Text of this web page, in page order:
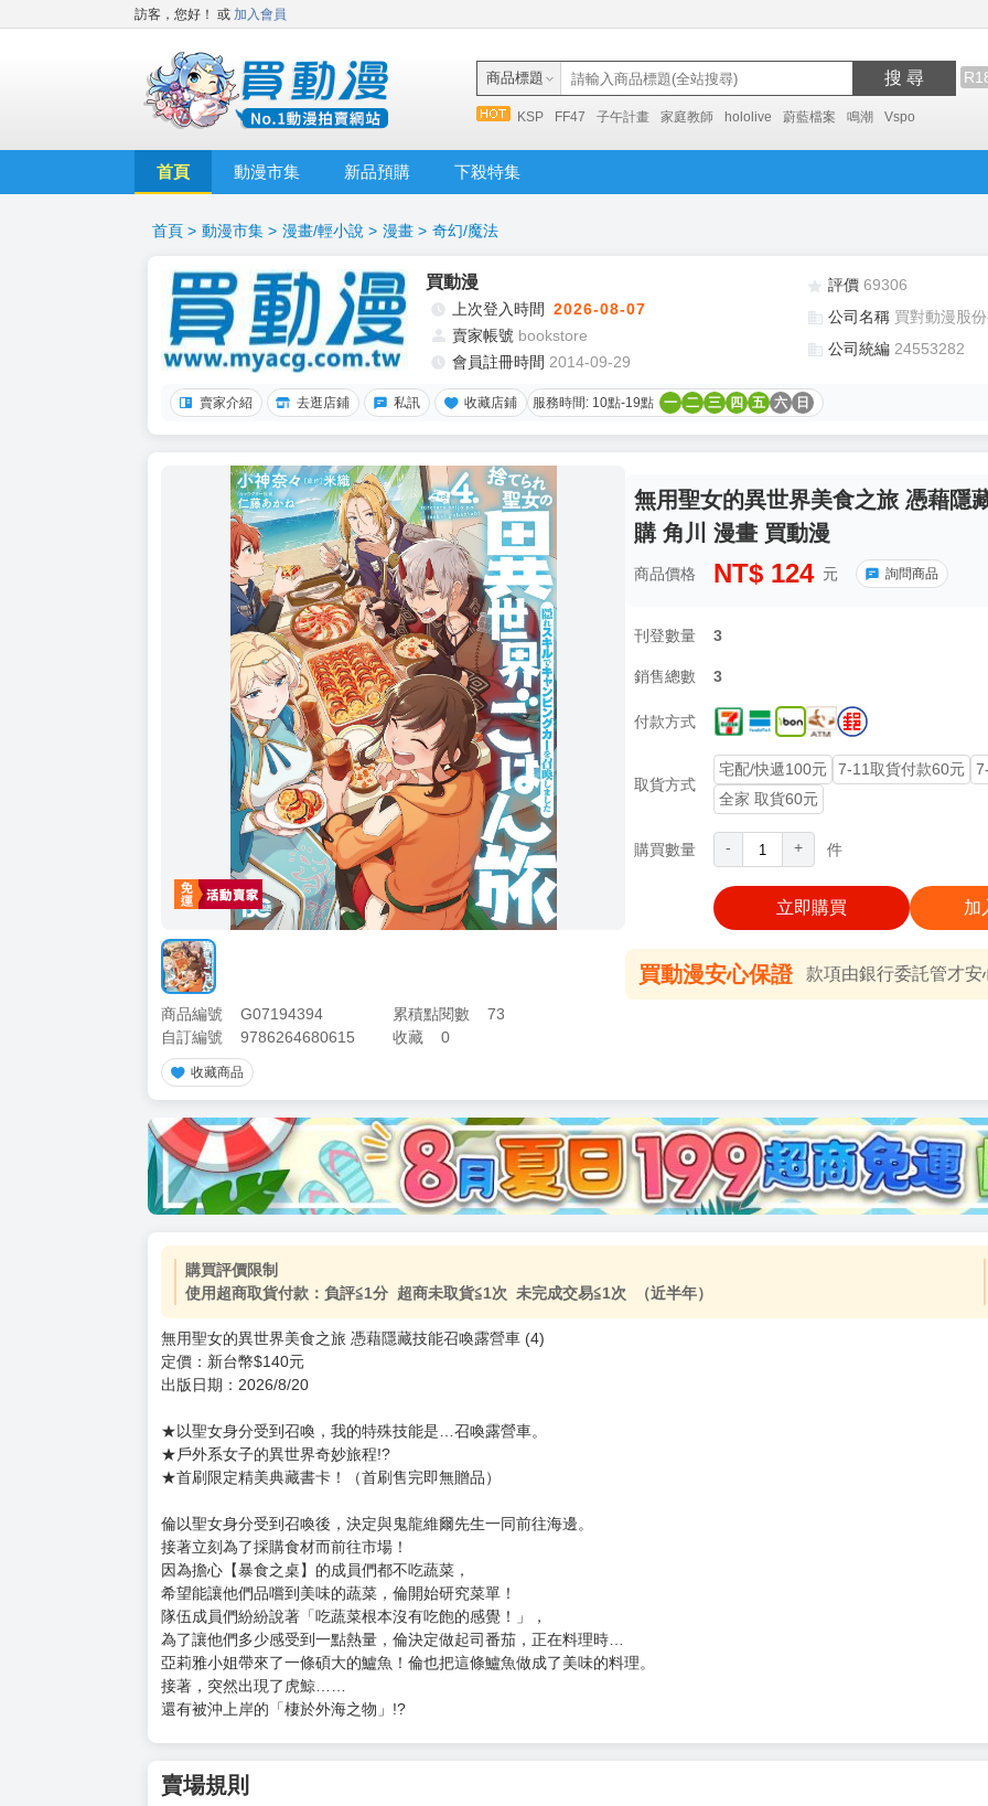
訪客，您好！ 或 加入會員
商品標題 搜 尋
KSP FF47 子午計畫 家庭教師 hololive 蔚藍檔案 鳴潮 Vspo
首頁 動漫市集 新品預購 下殺特集
首頁 > 動漫市集 > 漫畫/輕小說 > 漫畫 > 奇幻/魔法
買動漫
上次登入時間 2026-08-07
賣家帳號 bookstore
會員註冊時間 2014-09-29
評價 69306
公司名稱 買對動漫股
公司統編 24553282
賣家介紹 去逛店鋪 私訊 收藏店鋪 服務時間: 10點-19點 一 二 三 四 五 六 日
商品編號 G07194394 累積點閱數
73
自訂編號
9786264680615 收藏 0
收藏商品
無用聖女的異世界美食之旅 憑藉隱
購 角川 漫畫 買動漫
商品價格 NT$ 124 元 詢問商品
刊登數量 3
銷售總數 3
付款方式
取貨方式
宅配/快遞100元 7-11取貨付款60元
全家 取貨60元
購買數量 - + 件
立即購買 加
買動漫安心保證 款項由銀行委託管才安
加價購 ( 共
(加購品) 買動漫★《$15元-加固紙箱包裝》
-
使用超商取貨付款：負評≦1分 超商未取貨≦1次 未完成交易≦1次 （近半年）
無用聖女的異世界美食之旅 憑藉隱藏技能召喚露營車 (4)
定價：新台幣$140元
出版日期：2026/8/20
★以聖女身分受到召喚，我的特殊技能是…召喚露營車。
★戶外系女子的異世界奇妙旅程!?
★首刷限定精美典藏書卡！（首刷售完即無贈品）
倫以聖女身分受到召喚後，決定與鬼龍維爾先生一同前往海邊。
接著立刻為了採購食材而前往市場！
因為擔心【暴食之桌】的成員們都不吃蔬菜，